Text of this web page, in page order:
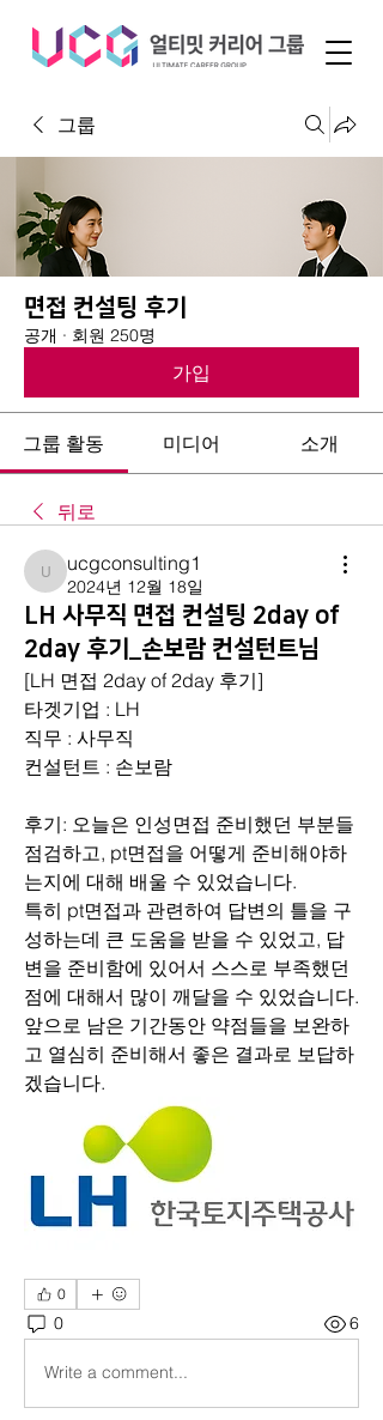
그룹
면접 컨설팅 후기
공개 · 회원 250명
가입
그룹 활동 미디어 소개
뒤로
ucgconsulting1
ucgconsulting1
2024년 12월 18일
LH 사무직 면접 컨설팅 2day of
2day 후기_손보람 컨설턴트님
[LH 면접 2day of 2day 후기]
타겟기업 : LH
직무 : 사무직
컨설턴트 : 손보람
후기: 오늘은 인성면접 준비했던 부분들
점검하고, pt면접을 어떻게 준비해야하
는지에 대해 배울 수 있었습니다.
특히 pt면접과 관련하여 답변의 틀을 구
성하는데 큰 도움을 받을 수 있었고, 답
변을 준비함에 있어서 스스로 부족했던
앞으로 남은 기간동안 약점들을 보완하
고 열심히 준비해서 좋은 결과로 보답하
겠습니다.
0
0 6
Write a comment...